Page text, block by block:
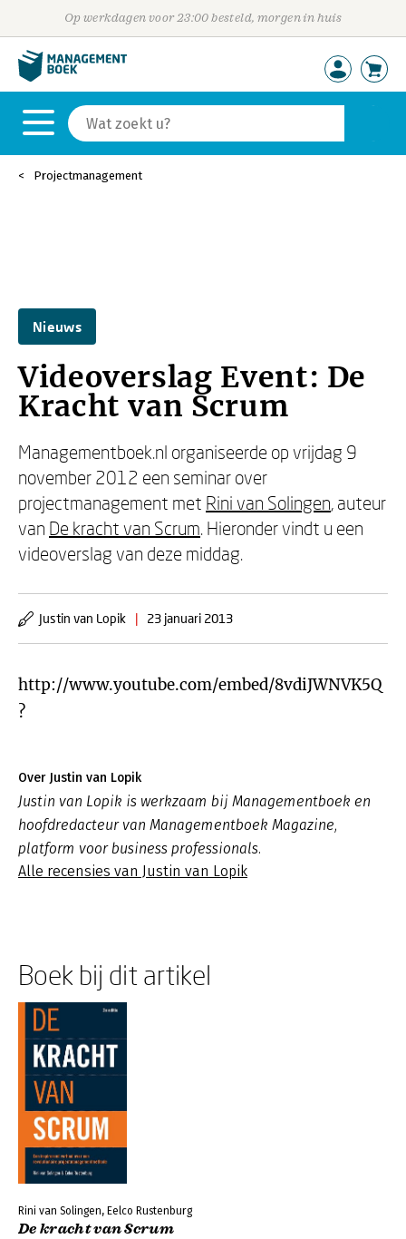
Op werkdagen voor 23:00 besteld, morgen in huis
Projectmanagement
Nieuws
Videoverslag Event: De
Kracht van Scrum
Managementboek.nl organiseerde op vrijdag 9
november 2012 een seminar over
projectmanagement met Rini van Solingen, auteur
van De kracht van Scrum. Hieronder vindt u een
videoverslag van deze middag.
Justin van Lopik | 23 januari 2013
http://www.youtube.com/embed/8vdiJWNVK5Q
?
Over Justin van Lopik
Justin van Lopik is werkzaam bij Managementboek en
hoofdredacteur van Managementboek Magazine,
platform voor business professionals.
Alle recensies van Justin van Lopik
Boek bij dit artikel
Rini van Solingen, Eelco Rustenburg
De kracht van Scrum